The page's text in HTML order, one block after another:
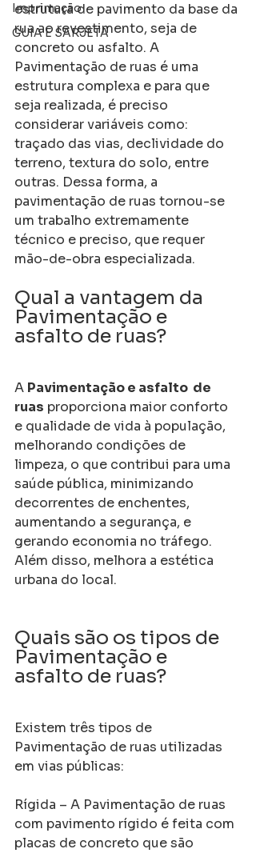
Imprimação
GUIA E SARJETA
estrutura de pavimento da base da
rua ao revestimento, seja de
concreto ou asfalto. A
Pavimentação de ruas é uma
estrutura complexa e para que
seja realizada, é preciso
considerar variáveis como:
traçado das vias, declividade do
terreno, textura do solo, entre
outras. Dessa forma, a
pavimentação de ruas tornou-se
um trabalho extremamente
técnico e preciso, que requer
mão-de-obra especializada.
Qual a vantagem da
Pavimentação e
asfalto de ruas?
A Pavimentação e asfalto  de
ruas proporciona maior conforto
e qualidade de vida à população,
melhorando condições de
limpeza, o que contribui para uma
saúde pública, minimizando
decorrentes de enchentes,
aumentando a segurança, e
gerando economia no tráfego.
Além disso, melhora a estética
urbana do local.
Quais são os tipos de
Pavimentação e
asfalto de ruas?
Existem três tipos de
Pavimentação de ruas utilizadas
em vias públicas:
Rígida – A Pavimentação de ruas
com pavimento rígido é feita com
placas de concreto que são